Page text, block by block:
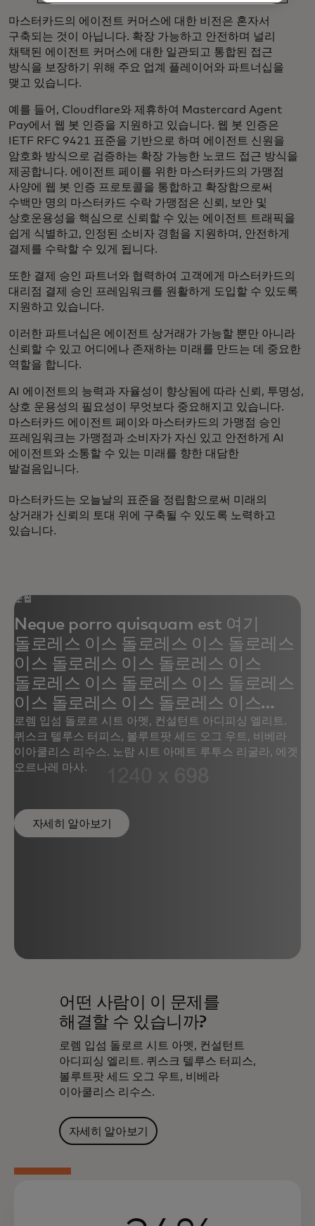
마스터카드의 에이전트 커머스에 대한 비전은 혼자서
구축되는 것이 아닙니다. 확장 가능하고 안전하며 널리
채택된 에이전트 커머스에 대한 일관되고 통합된 접근
방식을 보장하기 위해 주요 업계 플레이어와 파트너십을
맺고 있습니다.
예를 들어, Cloudflare와 제휴하여 Mastercard Agent
Pay에서 웹 봇 인증을 지원하고 있습니다. 웹 봇 인증은
IETF RFC 9421 표준을 기반으로 하며 에이전트 신원을
암호화 방식으로 검증하는 확장 가능한 노코드 접근 방식을
제공합니다. 에이전트 페이를 위한 마스터카드의 가맹점
사양에 웹 봇 인증 프로토콜을 통합하고 확장함으로써
수백만 명의 마스터카드 수락 가맹점은 신뢰, 보안 및
상호운용성을 핵심으로 신뢰할 수 있는 에이전트 트래픽을
쉽게 식별하고, 인정된 소비자 경험을 지원하며, 안전하게
결제를 수락할 수 있게 됩니다.
또한 결제 승인 파트너와 협력하여 고객에게 마스터카드의
대리점 결제 승인 프레임워크를 원활하게 도입할 수 있도록
지원하고 있습니다.
이러한 파트너십은 에이전트 상거래가 가능할 뿐만 아니라
신뢰할 수 있고 어디에나 존재하는 미래를 만드는 데 중요한
역할을 합니다.
AI 에이전트의 능력과 자율성이 향상됨에 따라 신뢰, 투명성,
상호 운용성의 필요성이 무엇보다 중요해지고 있습니다.
마스터카드 에이전트 페이와 마스터카드의 가맹점 승인
프레임워크는 가맹점과 소비자가 자신 있고 안전하게 AI
에이전트와 소통할 수 있는 미래를 향한 대담한
발걸음입니다.
마스터카드는 오늘날의 표준을 정립함으로써 미래의
상거래가 신뢰의 토대 위에 구축될 수 있도록 노력하고
있습니다.
눈썹
Neque porro quisquam est 여기
돌로레스 이스 돌로레스 이스 돌로레스
이스 돌로레스 이스 돌로레스 이스
돌로레스 이스 돌로레스 이스 돌로레스
이스 돌로레스 이스 돌로레스 이스
돌로레스 이스 돌로레스 이스 돌로레스
이스 돌로레스
로렘 입섬 돌로르 시트 아멧, 컨설턴트 아디피싱 엘리트.
퀴스크 텔루스 터피스, 볼루트팟 세드 오그 우트, 비베라
이아쿨리스 리수스. 노람 시트 아메트 루투스 리굴라, 에겟
오르나레 마사.
자세히 알아보기
어떤 사람이 이 문제를
해결할 수 있습니까?
로렘 입섬 돌로르 시트 아멧, 컨설턴트
아디피싱 엘리트. 퀴스크 텔루스 터피스,
볼루트팟 세드 오그 우트, 비베라
이아쿨리스 리수스.
자세히 알아보기